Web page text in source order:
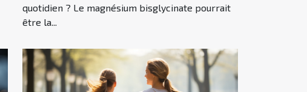
quotidien ? Le magnésium bisglycinate pourrait
être la...